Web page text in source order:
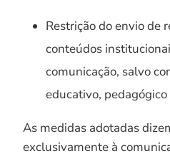
Restrição do envio de
conteúdos
comunicação, salvo
educativo,
As medidas adotadas
exclusivamente à